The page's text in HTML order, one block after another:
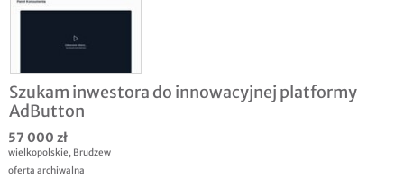
Szukam inwestora do innowacyjnej platformy
AdButton
57 000 zł
wielkopolskie, Brudzew
oferta archiwalna